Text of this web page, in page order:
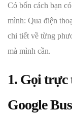
Có bốn cách bạn
mình: Qua điện
chi tiết về từng
mà mình cần.
1. Gọi trực
Google